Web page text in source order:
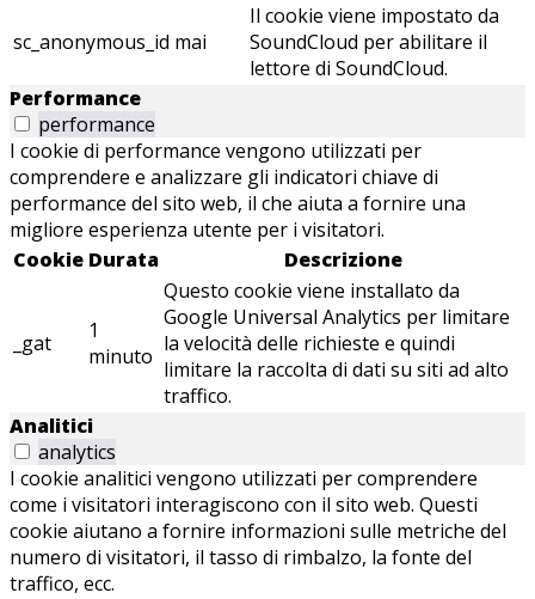
sc_anonymous_id mai
Il cookie viene impostato da
SoundCloud per abilitare il
lettore di SoundCloud.
Performance
performance
I cookie di performance vengono utilizzati per
comprendere e analizzare gli indicatori chiave di
performance del sito web, il che aiuta a fornire una
migliore esperienza utente per i visitatori.
Cookie Durata Descrizione
_gat
1
minuto
Questo cookie viene installato da
Google Universal Analytics per limitare
la velocità delle richieste e quindi
limitare la raccolta di dati su siti ad alto
traffico.
Analitici
analytics
I cookie analitici vengono utilizzati per comprendere
come i visitatori interagiscono con il sito web. Questi
cookie aiutano a fornire informazioni sulle metriche del
numero di visitatori, il tasso di rimbalzo, la fonte del
traffico, ecc.